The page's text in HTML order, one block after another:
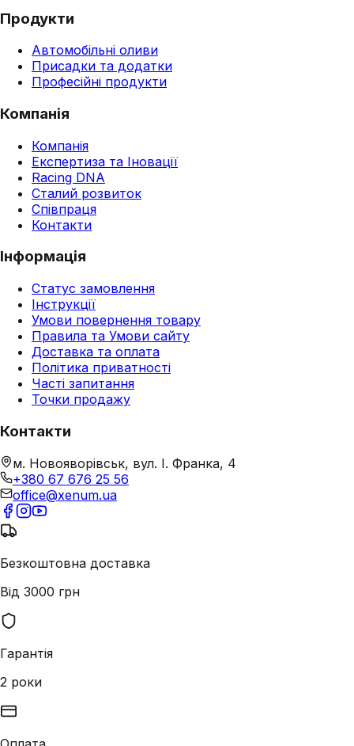
Продукти
Автомобільні оливи
Присадки та додатки
Професійні продукти
Компанія
Компанія
Експертиза та Іновації
Racing DNA
Сталий розвиток
Співпраця
Контакти
Інформація
Статус замовлення
Інструкції
Умови повернення товару
Правила та Умови сайту
Доставка та оплата
Політика приватності
Часті запитання
Точки продажу
Контакти
м. Новояворівськ, вул. І. Франка, 4
+380 67 676 25 56
office@xenum.ua
Безкоштовна доставка
Від 3000 грн
Гарантія
2 роки